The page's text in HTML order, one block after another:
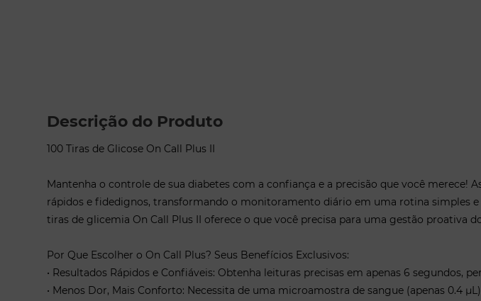
Descrição do Produto
100 Tiras de Glicose On Call Plus II
Mantenha o controle de sua diabetes com a confiança e a precisão que você merece!
rápidos e fidedignos, transformando o monitoramento diário em uma rotina simples e
tiras de glicemia On Call Plus II oferece o que você precisa para uma gestão proativa
Por Que Escolher o On Call Plus? Seus Benefícios Exclusivos:
• Resultados Rápidos e Confiáveis: Obtenha leituras precisas em apenas 6 segundos,
• Menos Dor, Mais Conforto: Necessita de uma microamostra de sangue (apenas 0.4